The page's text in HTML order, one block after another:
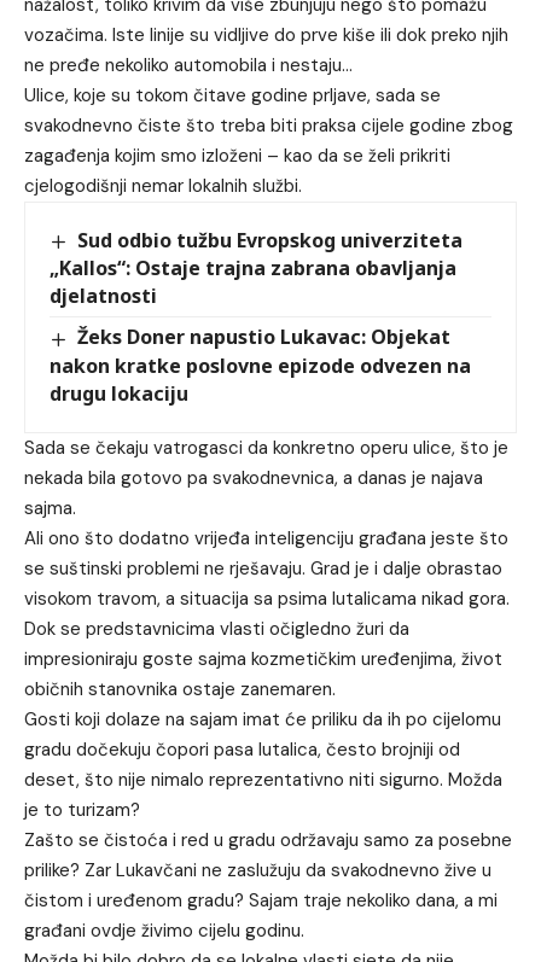
nažalost, toliko krivim da više zbunjuju nego što pomažu
vozačima. Iste linije su vidljive do prve kiše ili dok preko njih
ne pređe nekoliko automobila i nestaju…
Ulice, koje su tokom čitave godine prljave, sada se
svakodnevno čiste što treba biti praksa cijele godine zbog
zagađenja kojim smo izloženi – kao da se želi prikriti
cjelogodišnji nemar lokalnih službi.
Sud odbio tužbu Evropskog univerziteta
„Kallos“: Ostaje trajna zabrana obavljanja
djelatnosti
Žeks Doner napustio Lukavac: Objekat
nakon kratke poslovne epizode odvezen na
drugu lokaciju
Sada se čekaju vatrogasci da konkretno operu ulice, što je
nekada bila gotovo pa svakodnevnica, a danas je najava
sajma.
Ali ono što dodatno vrijeđa inteligenciju građana jeste što
se suštinski problemi ne rješavaju. Grad je i dalje obrastao
visokom travom, a situacija sa psima lutalicama nikad gora.
Dok se predstavnicima vlasti očigledno žuri da
impresioniraju goste sajma kozmetičkim uređenjima, život
običnih stanovnika ostaje zanemaren.
Gosti koji dolaze na sajam imat će priliku da ih po cijelomu
gradu dočekuju čopori pasa lutalica, često brojniji od
deset, što nije nimalo reprezentativno niti sigurno. Možda
je to turizam?
Zašto se čistoća i red u gradu održavaju samo za posebne
prilike? Zar Lukavčani ne zaslužuju da svakodnevno žive u
čistom i uređenom gradu? Sajam traje nekoliko dana, a mi
građani ovdje živimo cijelu godinu.